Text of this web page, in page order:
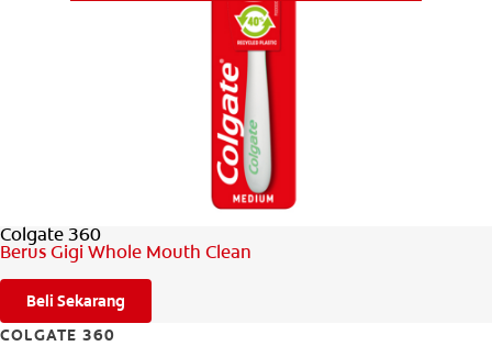
PENILAIAN KESIHATAN MULUT
Colgate 360
Berus Gigi Whole Mouth Clean
Beli Sekarang
COLGATE 360